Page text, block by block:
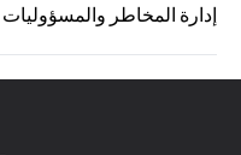
إدارة المخاطر والمسؤوليات